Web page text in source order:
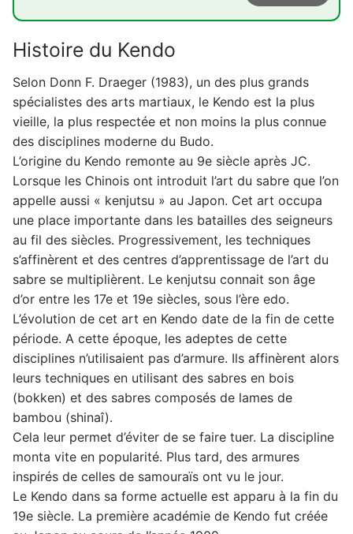
2. Le Kendo c'est quoi ?
3. Les équipements nécessaires pour pratiquer
le Kendo
4. Où pratiquer le Kendo en France ?
Histoire du Kendo
Selon Donn F. Draeger (1983), un des plus grands
spécialistes des arts martiaux, le Kendo est la plus
vieille, la plus respectée et non moins la plus connue
des disciplines moderne du Budo.
L’origine du Kendo remonte au 9e siècle après JC.
Lorsque les Chinois ont introduit l’art du sabre que l’on
appelle aussi « kenjutsu » au Japon. Cet art occupa
une place importante dans les batailles des seigneurs
au fil des siècles. Progressivement, les techniques
s’affinèrent et des centres d’apprentissage de l’art du
sabre se multiplièrent. Le kenjutsu connait son âge
d’or entre les 17e et 19e siècles, sous l’ère edo.
L’évolution de cet art en Kendo date de la fin de cette
période. A cette époque, les adeptes de cette
disciplines n’utilisaient pas d’armure. Ils affinèrent alors
leurs techniques en utilisant des sabres en bois
(bokken) et des sabres composés de lames de
bambou (shinaî).
Cela leur permet d’éviter de se faire tuer. La discipline
monta vite en popularité. Plus tard, des armures
inspirés de celles de samouraïs ont vu le jour.
Le Kendo dans sa forme actuelle est apparu à la fin du
19e siècle. La première académie de Kendo fut créée